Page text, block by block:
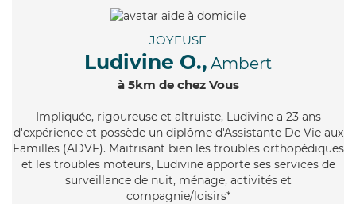
JOYEUSE
Ludivine O., Ambert
à 5km de chez Vous
Impliquée, rigoureuse et altruiste, Ludivine a 23 ans
d'expérience et possède un diplôme d'Assistante De Vie aux
Familles (ADVF). Maitrisant bien les troubles orthopédiques
et les troubles moteurs, Ludivine apporte ses services de
surveillance de nuit, ménage, activités et
compagnie/loisirs*